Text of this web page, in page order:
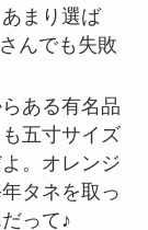
まり選ば
んでも失敗
らある有名品
五寸サイズ
。オレンジ
タネを取っ
って♪